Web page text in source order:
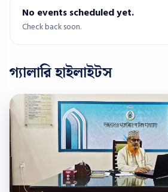
No events scheduled yet.
Check back soon.
গ্যালারি হাইলাইটস